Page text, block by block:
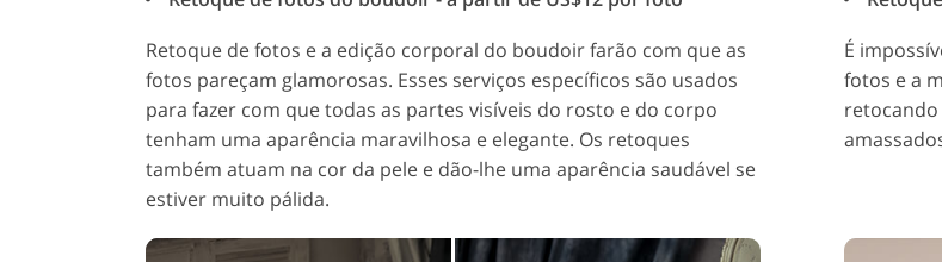
Retoque de fotos e a edição corporal do boudoir farão com que as
fotos pareçam glamorosas. Esses serviços específicos são usados
para fazer com que todas as partes visíveis do rosto e do corpo
tenham uma aparência maravilhosa e elegante. Os retoques
também atuam na cor da pele e dão-lhe uma aparência saudável se
estiver muito pálida.
É
fotos e a